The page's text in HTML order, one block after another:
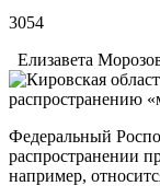
3054
Елизавета
Федеральный
распространении
например,